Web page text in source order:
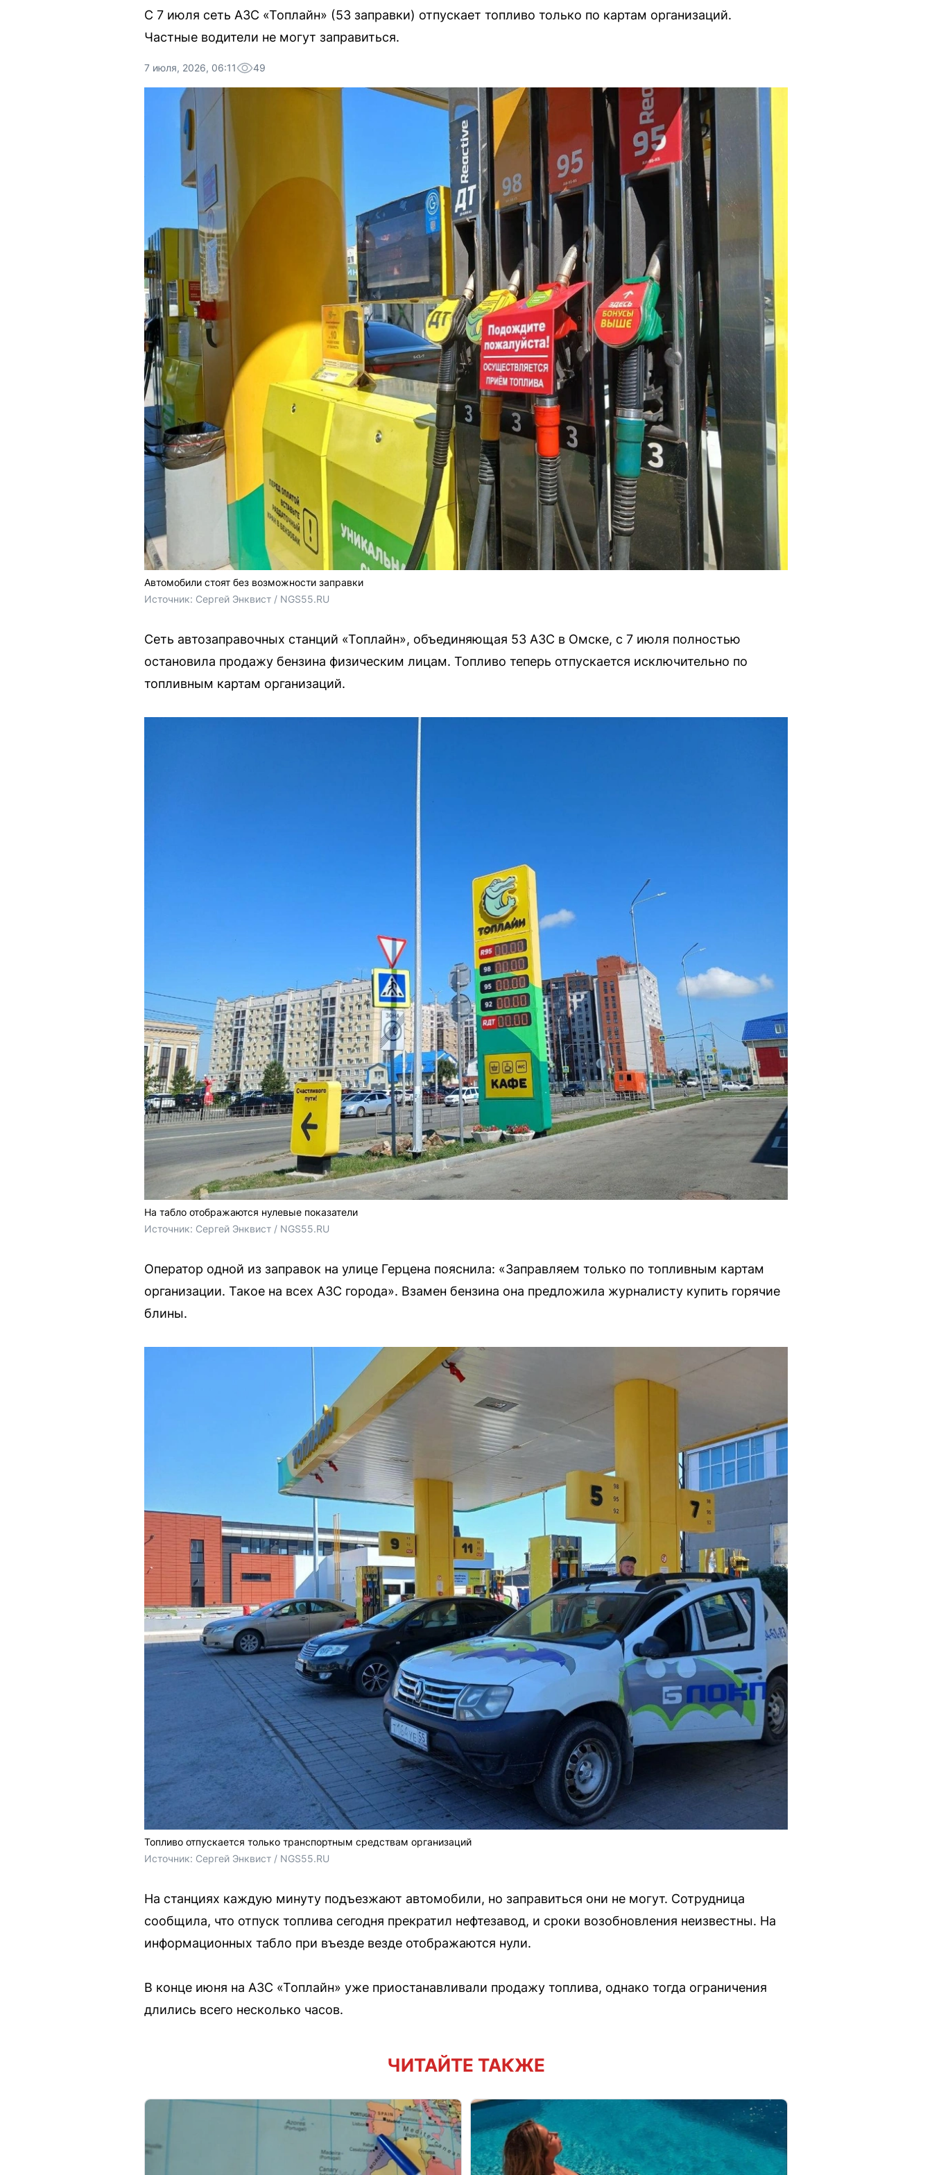
С 7 июля сеть АЗС «Топлайн» (53 заправки) отпускает топливо только по картам организаций.
Частные водители не могут заправиться.
7 июля, 2026, 06:11 49
Автомобили стоят без возможности заправки
Источник: Сергей Энквист / NGS55.RU
Сеть автозаправочных станций «Топлайн», объединяющая 53 АЗС в Омске, с 7 июля полностью
остановила продажу бензина физическим лицам. Топливо теперь отпускается исключительно по
топливным картам организаций.
На табло отображаются нулевые показатели
Источник: Сергей Энквист / NGS55.RU
Оператор одной из заправок на улице Герцена пояснила: «Заправляем только по топливным картам
организации. Такое на всех АЗС города». Взамен бензина она предложила журналисту купить горячие
блины.
Топливо отпускается только транспортным средствам организаций
Источник: Сергей Энквист / NGS55.RU
На станциях каждую минуту подъезжают автомобили, но заправиться они не могут. Сотрудница
сообщила, что отпуск топлива сегодня прекратил нефтезавод, и сроки возобновления неизвестны. На
информационных табло при въезде везде отображаются нули.
В конце июня на АЗС «Топлайн» уже приостанавливали продажу топлива, однако тогда ограничения
длились всего несколько часов.
ЧИТАЙТЕ ТАКЖЕ